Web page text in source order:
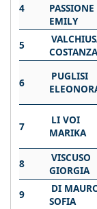
4
PASSIONE
EMILY
5
COSTANZA
6
PUGLISI
7
LI VOI
MARIKA
8
VISCUSO
GIORGIA
9
DI
SOFIA